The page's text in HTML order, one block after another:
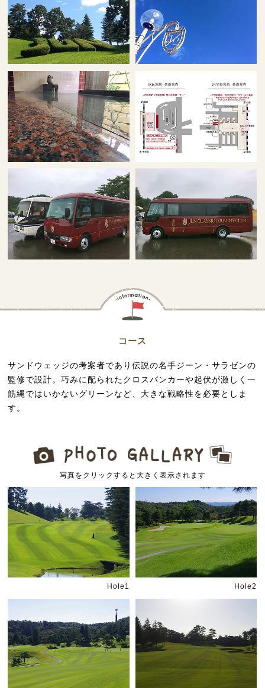
コース
サンドウェッジの考案者であり伝説の名手ジーン・サラゼンの
監修で設計。巧みに配られたクロスバンカーや起伏が激しく一
筋縄ではいかないグリーンなど、大きな戦略性を必要としま
す。
写真をクリックすると大きく表示されます
Hole1 Hole2